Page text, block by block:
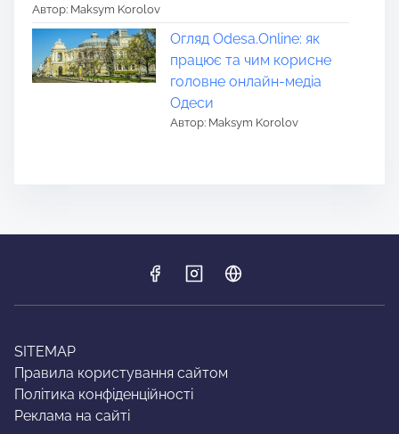
Автор: Maksym Korolov
Огляд Odesa.Online: як
працює та чим корисне
головне онлайн-медіа
Одеси
Автор: Maksym Korolov
SITEMAP
Правила користування сайтом
Політика конфіденційності
Реклама на сайті